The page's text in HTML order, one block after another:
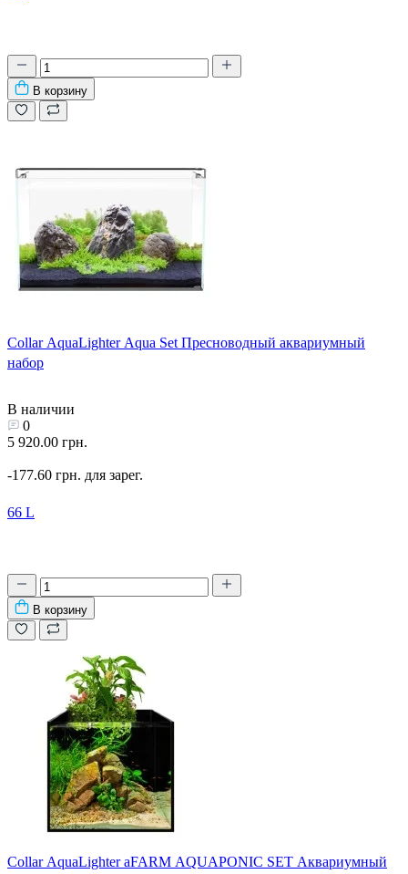
В корзину
Collar AquaLighter Aqua Set Пресноводный аквариумный
набор
В наличии
0
5 920.00 грн.
-177.60 грн. для зарег.
66 L
В корзину
Collar AquaLighter aFARM AQUAPONIC SET Аквариумный